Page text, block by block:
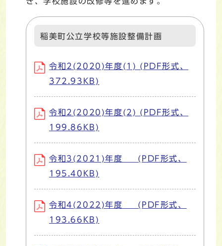
稲美町公立学校等施設整備計画
令和2(2020)年度(1) (PDF形式、
372.93KB)
令和2(2020)年度(2) (PDF形式、
199.86KB)
令和3(2021)年度 (PDF形式、
195.40KB)
令和4(2022)年度 (PDF形式、
193.66KB)